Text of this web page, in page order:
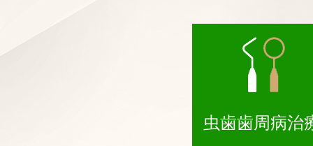
虫歯歯周病治